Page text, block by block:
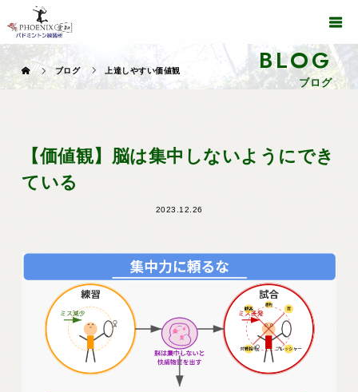
BLOG
ブログ
ブログ 上達しやすい価値観
【価値観】脳は集中しないようにでき
ている
2023.12.26